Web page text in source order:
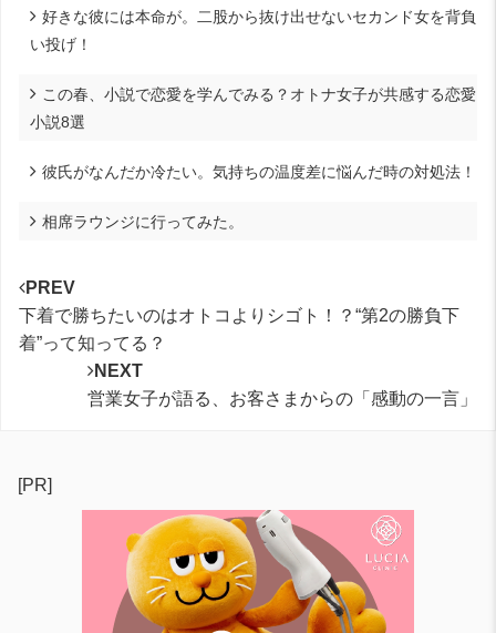
好きな彼には本命が。二股から抜け出せないセカンド女を背負
い投げ！
この春、小説で恋愛を学んでみる？オトナ女子が共感する恋愛
小説8選
彼氏がなんだか冷たい。気持ちの温度差に悩んだ時の対処法！
相席ラウンジに行ってみた。
PREV
下着で勝ちたいのはオトコよりシゴト！？“第2の勝負下
着”って知ってる？
NEXT
営業女子が語る、お客さまからの「感動の一言」
[PR]